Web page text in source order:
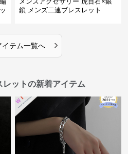
鎖 メンズ二連ブレスレット
イテム一覧へ ›
レットの新着アイテム